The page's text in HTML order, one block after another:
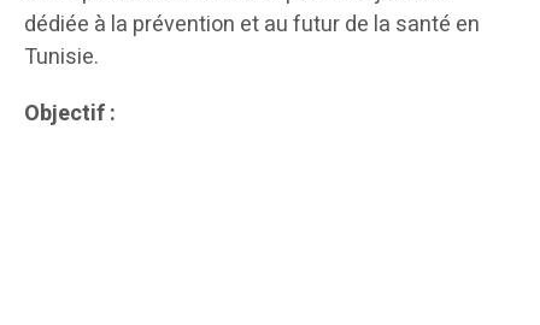
dédiée à la prévention et au futur de la santé en
Tunisie.
Objectif :